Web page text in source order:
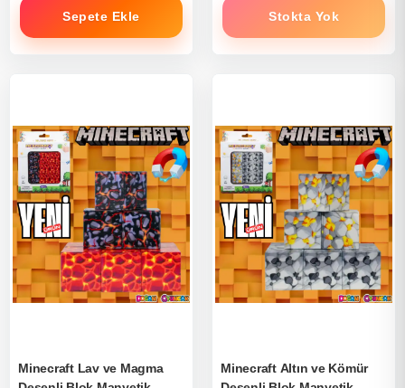
Sepete Ekle Stokta Yok
Minecraft Lav ve Magma
Minecraft Altın ve Kömür